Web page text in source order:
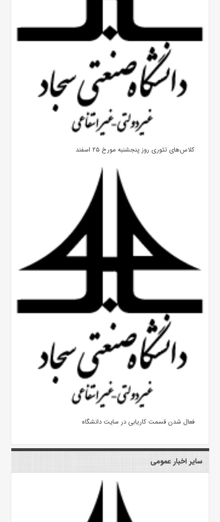
کلاس‌های تئوری روز پنجشنبه مورخ ۲۵ اسفند
فعال شدن قسمت کاریابی در سایت دانشگاه
سایر اخبار عمومی